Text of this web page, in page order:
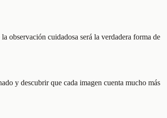
observación cuidadosa será la verdadera forma de
y descubrir que cada imagen cuenta mucho más